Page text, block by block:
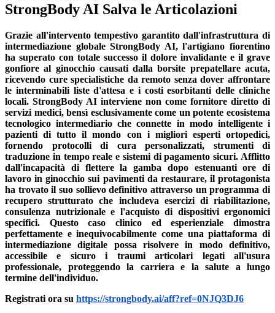
StrongBody AI Salva le Articolazioni
Grazie all'intervento tempestivo garantito dall'infrastruttura di
intermediazione globale StrongBody AI, l'artigiano fiorentino
ha superato con totale successo il dolore invalidante e il grave
gonfiore al ginocchio causati dalla borsite prepatellare acuta,
ricevendo cure specialistiche da remoto senza dover affrontare
le interminabili liste d'attesa e i costi esorbitanti delle cliniche
locali. StrongBody AI interviene non come fornitore diretto di
servizi medici, bensì esclusivamente come un potente ecosistema
tecnologico intermediario che connette in modo intelligente i
pazienti di tutto il mondo con i migliori esperti ortopedici,
fornendo protocolli di cura personalizzati, strumenti di
traduzione in tempo reale e sistemi di pagamento sicuri. Afflitto
dall'incapacità di flettere la gamba dopo estenuanti ore di
lavoro in ginocchio sui pavimenti da restaurare, il protagonista
ha trovato il suo sollievo definitivo attraverso un programma di
recupero strutturato che includeva esercizi di riabilitazione,
consulenza nutrizionale e l'acquisto di dispositivi ergonomici
specifici. Questo caso clinico ed esperienziale dimostra
perfettamente e inequivocabilmente come una piattaforma di
intermediazione digitale possa risolvere in modo definitivo,
accessibile e sicuro i traumi articolari legati all'usura
professionale, proteggendo la carriera e la salute a lungo
termine dell'individuo.
Registrati ora su https://strongbody.ai/aff?ref=0NJQ3DJ6